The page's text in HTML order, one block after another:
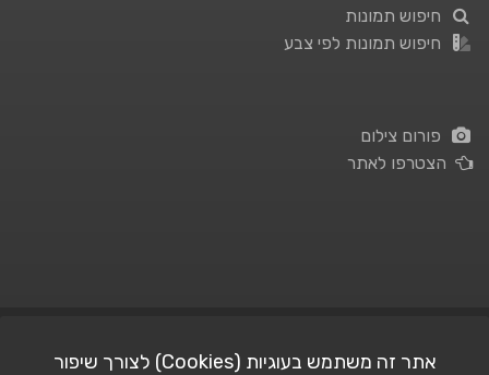
חיפוש תמונות
חיפוש תמונות לפי צבע
פורום צילום
הצטרפו לאתר
אתר זה משתמש בעוגיות (Cookies) לצורך שיפור